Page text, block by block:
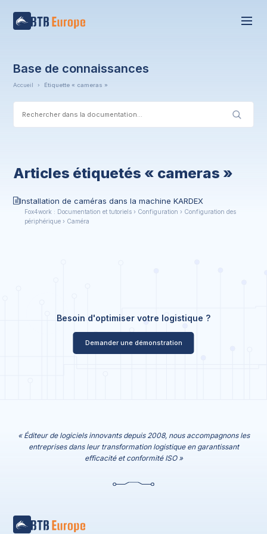
Base de connaissances
Accueil › Étiquette « cameras »
Articles étiquetés « cameras »
Installation de caméras dans la machine KARDEX
Fox4work : Documentation et tutoriels › Configuration › Configuration des
périphérique › Caméra
Besoin d'optimiser votre logistique ?
Demander une démonstration
« Éditeur de logiciels innovants depuis 2008, nous accompagnons les
entreprises dans leur transformation logistique en garantissant
efficacité et conformité ISO »